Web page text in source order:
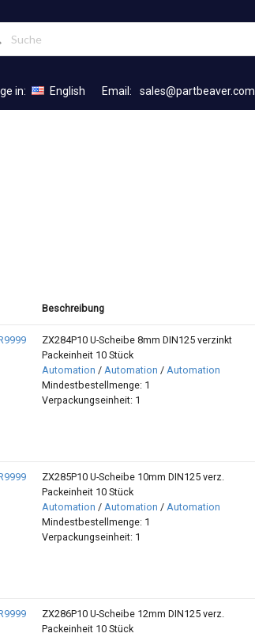
in: English Email: sales@partbeaver.com
Beschreibung
ZX284P10 U-Scheibe 8mm DIN125 verzinkt
Packeinheit 10 Stück
Automation / Automation / Automation
Mindestbestellmenge: 1
Verpackungseinheit: 1
ZX285P10 U-Scheibe 10mm DIN125 verz.
Packeinheit 10 Stück
Automation / Automation / Automation
Mindestbestellmenge: 1
Verpackungseinheit: 1
ZX286P10 U-Scheibe 12mm DIN125 verz.
Packeinheit 10 Stück